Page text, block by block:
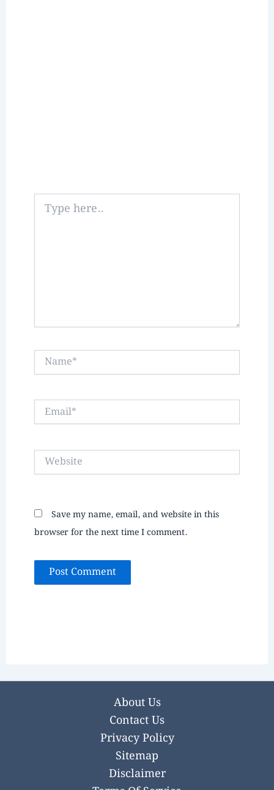
Type
here..
Name*
Email*
Website
Save my name, email, and website in this
browser for the next time I comment.
About Us
Contact Us
Privacy Policy
Sitemap
Disclaimer